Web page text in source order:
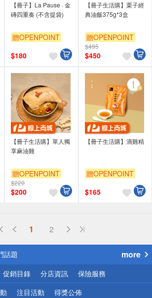
【冊子】La Pause · 金
磚四重奏 (不含提袋)
贈OPENPOINT
$180
【冊子生活購】栗子經
典油飯375g*3盒
贈OPENPOINT
$495
$450
【冊子生活購】單人獨
享麻油雞
贈OPENPOINT
$220
$200
【冊子生活購】滴雞精
贈OPENPOINT
$165
1 2
網頁！請小心！
公告
話題
優惠
地區配送
網頁！請小心！
more
促銷目錄 分店資訊 保險服務
注目活動 得獎公佈